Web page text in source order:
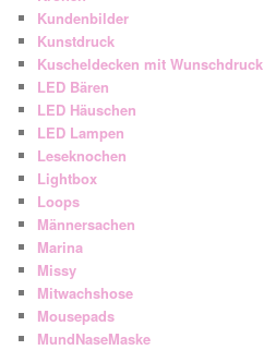
Kundenbilder
Kunstdruck
Kuscheldecken mit Wunschdruck
LED Bären
LED Häuschen
LED Lampen
Leseknochen
Lightbox
Loops
Männersachen
Marina
Missy
Mitwachshose
Mousepads
MundNaseMaske